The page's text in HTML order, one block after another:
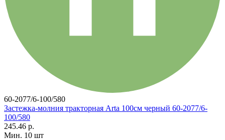
60-2077/6-100/580
Застежка-молния тракторная Arta 100см черный 60-2077/6-
100/580
245.46 р.
Мин. 10 шт